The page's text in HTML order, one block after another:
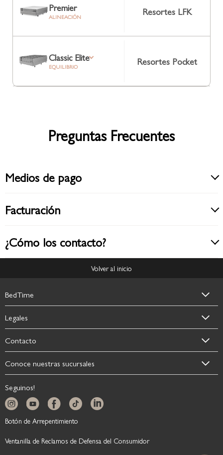
Premier
ALINEACIÓN Resortes LFK
Classic Elite
EQUILIBRIO Resortes Pocket
Preguntas Frecuentes
Medios de pago
Facturación
¿Cómo los contacto?
Volver al inicio
BedTime
Legales
Contacto
Conoce nuestras sucursales
Seguinos!
Botón de Arrepentimiento
Ventanilla de Reclamos de Defensa del Consumidor